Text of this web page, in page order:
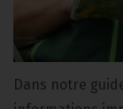
Dans notre